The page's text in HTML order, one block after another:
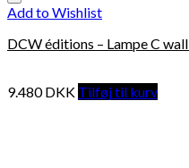
Add to Wishlist
DCW éditions – Lampe C
9.480DKK Tilføj til kurv